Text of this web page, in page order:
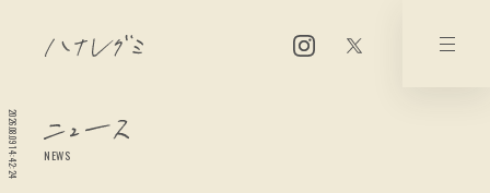
2026.08.09 14:42:24 NEWS